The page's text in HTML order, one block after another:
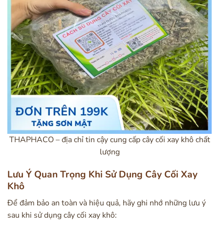
THAPHACO – địa chỉ tin cậy cung cấp cây cối xay khô chất
lượng
Lưu Ý Quan Trọng Khi Sử Dụng Cây Cối Xay
Khô
Để đảm bảo an toàn và hiệu quả, hãy ghi nhớ những lưu ý
sau khi sử dụng cây cối xay khô: